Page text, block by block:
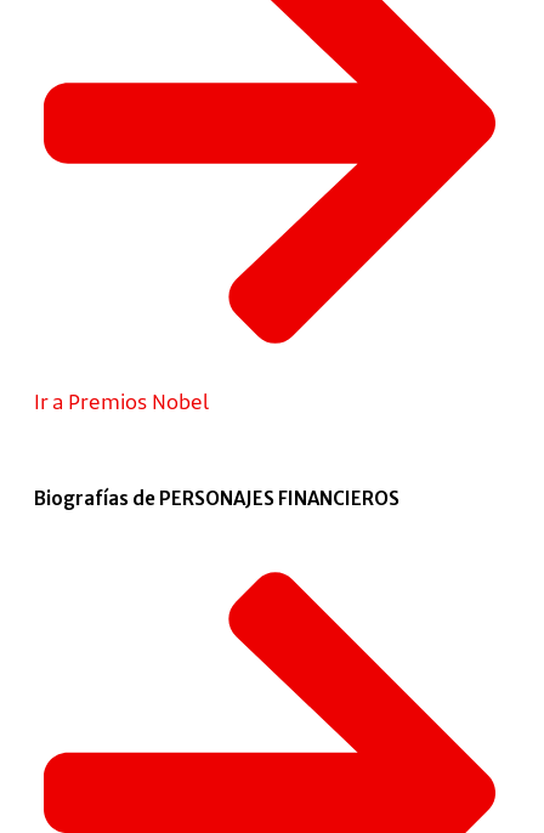
Ir a Premios Nobel
Biografías de PERSONAJES FINANCIEROS